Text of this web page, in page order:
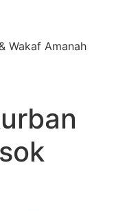
Wakaf Amanah